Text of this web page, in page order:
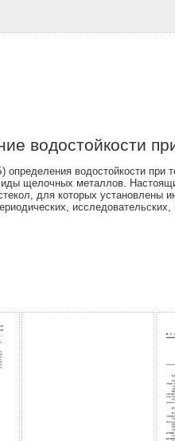
водостойкости
водостойкости при
щелочных металлов.
для которых установлены
исследовательских,